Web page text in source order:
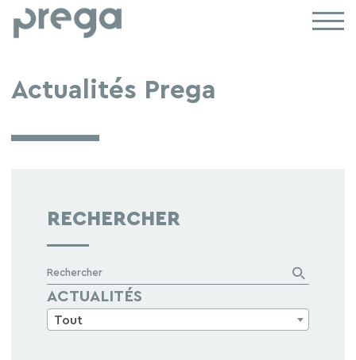
Actualités Prega
RECHERCHER
Rechercher
ACTUALITÉS
Tout